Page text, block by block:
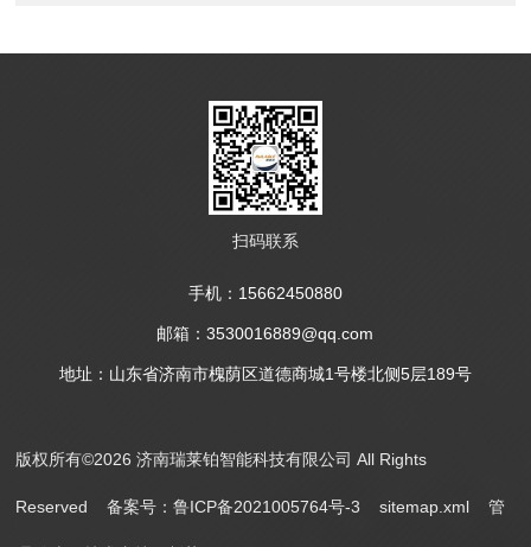
扫码联系
手机：15662450880
邮箱：3530016889@qq.com
地址：山东省济南市槐荫区道德商城1号楼北侧5层189号
版权所有©2026 济南瑞莱铂智能科技有限公司 All Rights
Reserved备案号：鲁ICP备2021005764号-3 sitemap.xml 管